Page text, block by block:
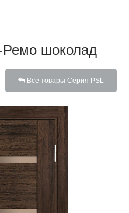
шоколад
Все товары Серия PSL